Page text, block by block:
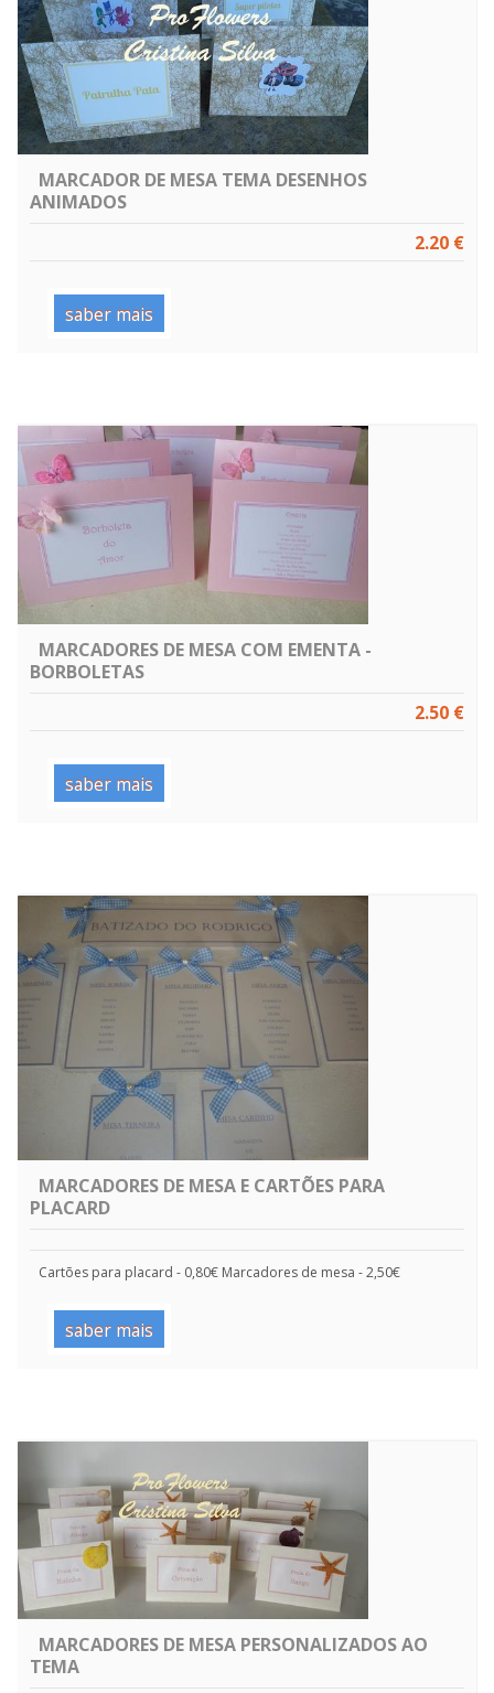
MARCADOR DE MESA TEMA DESENHOS
ANIMADOS
2.20 €
saber mais
MARCADORES DE MESA COM EMENTA -
BORBOLETAS
2.50 €
saber mais
MARCADORES DE MESA E CARTÕES PARA
PLACARD
Cartões para placard - 0,80€ Marcadores de mesa - 2,50€
saber mais
MARCADORES DE MESA PERSONALIZADOS AO
TEMA